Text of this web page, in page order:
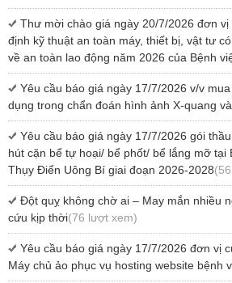
Thư mời chào giá ngày 20/7/2026 đơn vị
định kỹ thuật an toàn máy, thiết bị, vật tư
về an toàn lao động năm 2026 của Bệnh
Yêu cầu báo giá ngày 17/7/2026 v/v
dụng trong chẩn đoán hình ảnh X-quang
Yêu cầu báo giá ngày 17/7/2026 gói
hút cặn bể tự hoại/ bể phốt/ bể lắng mỡ tại
Thụy Điển Uông Bí giai đoạn 2026-2028
Đột quỵ không chờ ai – May mắn nhiều
cứu kịp thời(76 lượt xem)
Yêu cầu báo giá ngày 17/7/2026 đơn vị
Máy chủ ảo phục vụ hosting website bệnh